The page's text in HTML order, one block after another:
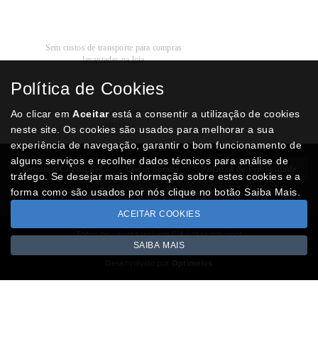
Sem custos de transporte para compras
levantadas na loja
Modos dePagamento
Multibanco, cartão de crédito, Paypal ou
transferência
Termos e Condições Politica de Privacidade
RAL Livro Reclamações
Todos os valores incluem IVA à taxa em vigor
Copyright © NUMISMATICAJA.com 2026
Política de Cookies
Ao clicar emAceitarestá a consentir a utilização de cookies
neste site. Os cookies são usados para melhorar a sua
experiência de navegação, garantir o bom funcionamento de
alguns serviços e recolher dados técnicos para análise de
tráfego. Se desejar mais informação sobre estes cookies e a
forma como são usados por nós clique no botão Saiba Mais.
ACEITAR COOKIES
SAIBA MAIS